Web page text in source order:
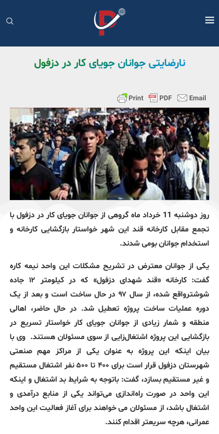
نارضایتی جوانان جویای کار در دزفول
روز دوشنبه 11 خرداد ماه گروهی از جوانان جویای کار در دزفول با
تجمع مقابل کارخانه قند این شهر خواستار بازگشایی کارخانه و
استخدام جوانان بومی شدند.
یکی از جوانان معترض در تشریح مشکلات این واحد نیمه کاره
گفت: کارخانه «قند شهدای دزفول» که در کیلومتر ۱۲ جاده
شوشترواقع شده، از سال ۹۷ در حال ساخت است و بعد از یک
دوره عملیات ساخت پروژه تعطیل شد. در حال حاضر، اهالی
منطقه و شمار زیادی از جوانان جویای کار خواستار تسریع در
بازگشایی این پروژه اشتغال‌زایی از سوی مسئولان هستند. وی با
بیان اینکه این پروژه به عنوان یکی از مراکز مهم صنعتی
شهرستان دزفول قرار است برای ۴۰۰ تا ۵۰۰ نفر اشتغال مستقیم
و غیر مستقیم بسازد، گفت: باتوجه به شرایط بد اشتغال و اینکه
این واحد در صورت راه‌اندازی می‌تواند یکی از منابع درآمدی و
اشتغال باشد، از مسئولان می خواهند برای آغاز فعالیت این واحد
عمرانی، هرچه سریعتر اقدام کنند.